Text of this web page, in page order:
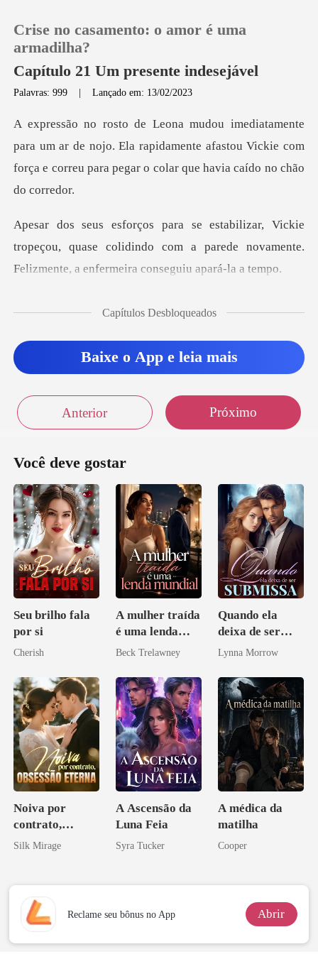
Loja
Histórico
Sair
Baixar App
Crise no casamento: o amor é uma
armadilha?
Capítulo 21 Um presente indesejável
Palavras: 999 |Lançado em: 13/02/2023
ar de nojo. Ela rapidamente afastou Vickie com
força e cor
tropeçou, quase colidindo com a parede novamente.
F
Capítulos Desbloqueados
Baixe o App e leia mais
Anterior Próximo
Você deve gostar
Seu brilho fala
por si
Cherish
A mulher traída
é uma lenda
mundial
Beck Trelawney
Quando ela
deixa de ser
submissa
Lynna Morrow
Noiva por
contrato,
obsessão eterna
Silk Mirage
A Ascensão da
Luna Feia
Syra Tucker
A médica da
matilha
Cooper
Reclame seu bônus no App Abrir